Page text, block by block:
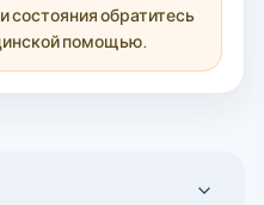
состояния обратитесь
помощью.